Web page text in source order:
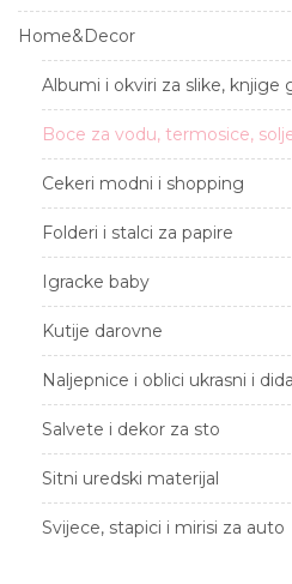
Home&Decor
Albumi i okviri za slike, knjige
Boce za vodu, termosice,
Cekeri modni i shopping
Folderi i stalci za papire
Igracke baby
Kutije darovne
Naljepnice i oblici ukrasni i
Salvete i dekor za sto
Sitni uredski materijal
Svijece, stapici i mirisi za auto